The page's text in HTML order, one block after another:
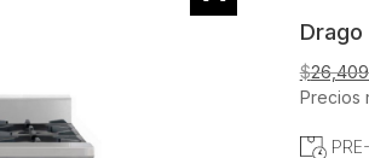
$
Precios